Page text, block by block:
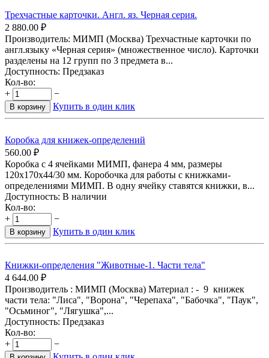
Трехчастные карточки. Англ. яз. Черная серия.
2 880.00 ₽
Производитель: МИМП (Москва) Трехчастные карточки по
англ.языку «Черная серия» (множественное число). Карточки
разделены на 12 групп по 3 предмета в...
Доступность: Предзаказ
Кол-во:
+
−
В корзину Купить в один клик
Коробка для книжек-определений
560.00 ₽
Коробка с 4 ячейками МИМП, фанера 4 мм, размеры
120х170х44/30 мм. Коробочка для работы с книжками-
определениями МИМП. В одну ячейку ставятся книжки, в...
Доступность: В наличии
Кол-во:
+
−
В корзину Купить в один клик
Книжки-определения "Животные-1. Части тела"
4 644.00 ₽
Производитель : МИМП (Москва) Материал : - 9 книжек
части тела: "Лиса", "Ворона", "Черепаха", "Бабочка", "Паук",
"Осьминог", "Лягушка",...
Доступность: Предзаказ
Кол-во:
+
−